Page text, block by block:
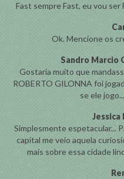
Fast sempre Fast, eu vou ser
Ok. Mencione os
Sandro Marcio
Gostaria muito que
ROBERTO GILONNA foi
se ele jogo...
Jessica
Simplesmente espetacular...
capital me veio aquela
mais sobre essa cidade